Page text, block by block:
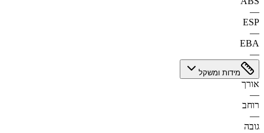
—
ESP
—
EBA
—
מידות ומשקל
אורך
—
רוחב
—
גובה